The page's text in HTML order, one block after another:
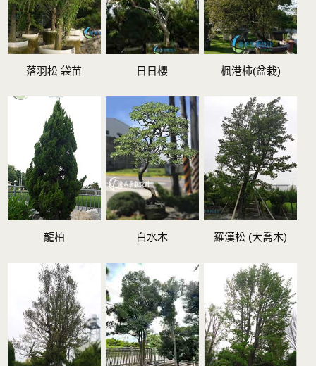
落羽松 袋苗 日日櫻 楓港柿(盆栽)
龍柏 白水木 羅漢松 (大喬木)